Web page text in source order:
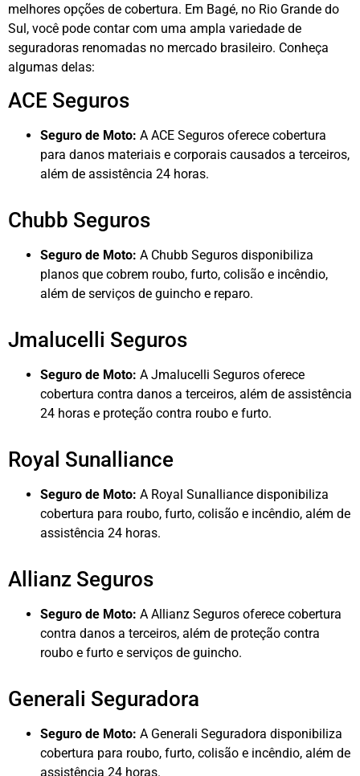
melhores opções de cobertura. Em Bagé, no Rio Grande do
Sul, você pode contar com uma ampla variedade de
seguradoras renomadas no mercado brasileiro. Conheça
algumas delas:
ACE Seguros
Seguro de Moto: A ACE Seguros oferece cobertura
para danos materiais e corporais causados a terceiros,
além de assistência 24 horas.
Chubb Seguros
Seguro de Moto: A Chubb Seguros disponibiliza
planos que cobrem roubo, furto, colisão e incêndio,
além de serviços de guincho e reparo.
Jmalucelli Seguros
Seguro de Moto: A Jmalucelli Seguros oferece
cobertura contra danos a terceiros, além de assistência
24 horas e proteção contra roubo e furto.
Royal Sunalliance
Seguro de Moto: A Royal Sunalliance disponibiliza
cobertura para roubo, furto, colisão e incêndio, além de
assistência 24 horas.
Allianz Seguros
Seguro de Moto: A Allianz Seguros oferece cobertura
contra danos a terceiros, além de proteção contra
roubo e furto e serviços de guincho.
Generali Seguradora
Seguro de Moto: A Generali Seguradora disponibiliza
cobertura para roubo, furto, colisão e incêndio, além de
assistência 24 horas.